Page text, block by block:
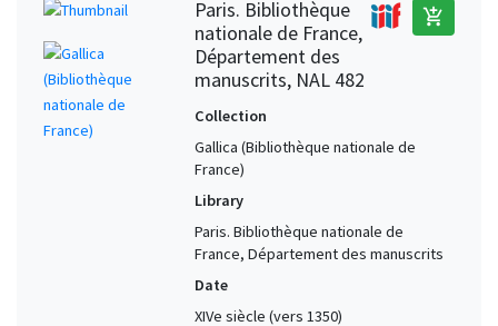
Paris. Bibliothèque
nationale de France,
Département des
manuscrits, NAL 482
add_shopping_cart
Collection
Gallica (Bibliothèque nationale de
France)
Library
Paris. Bibliothèque nationale de
France, Département des manuscrits
Date
XIVe siècle (vers 1350)